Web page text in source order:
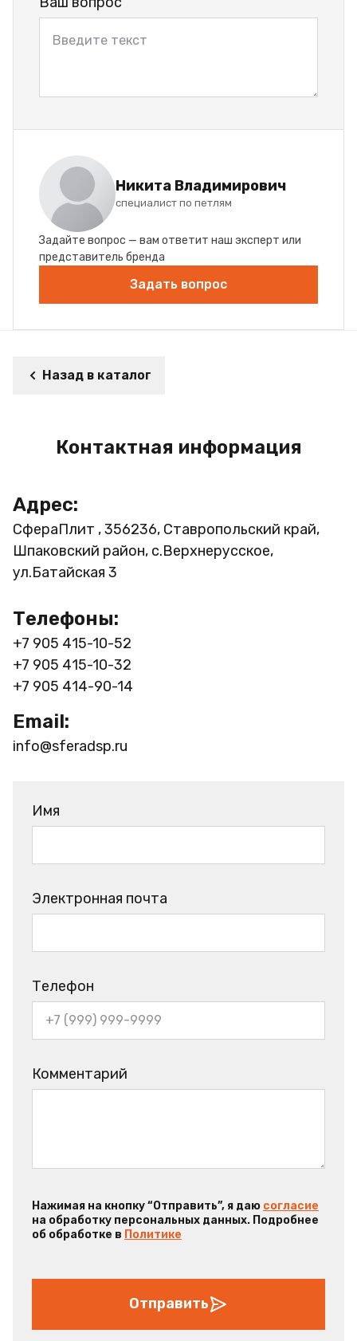
Никита Владимирович
специалист по петлям
Задайте вопрос — вам ответит наш эксперт или
представитель бренда
Задать вопрос
Назад в каталог
Контактная информация
Адрес:
СфераПлит , 356236, Ставропольский край,
Шпаковский район, с.Верхнерусское,
ул.Батайская 3
Телефоны:
+7 905 415-10-52
+7 905 415-10-32
+7 905 414-90-14
Email:
info@sferadsp.ru
Имя
Электронная почта
Телефон
Комментарий
Нажимая на кнопку “Отправить”, я даю согласие
на обработку персональных данных. Подробнее
об обработке в Политике
Отправить